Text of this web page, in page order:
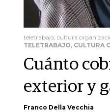
teletrabajo, cultura
TELETRABAJO, CULTURA
Cuánto
exterior y
Franco Della Vecchia